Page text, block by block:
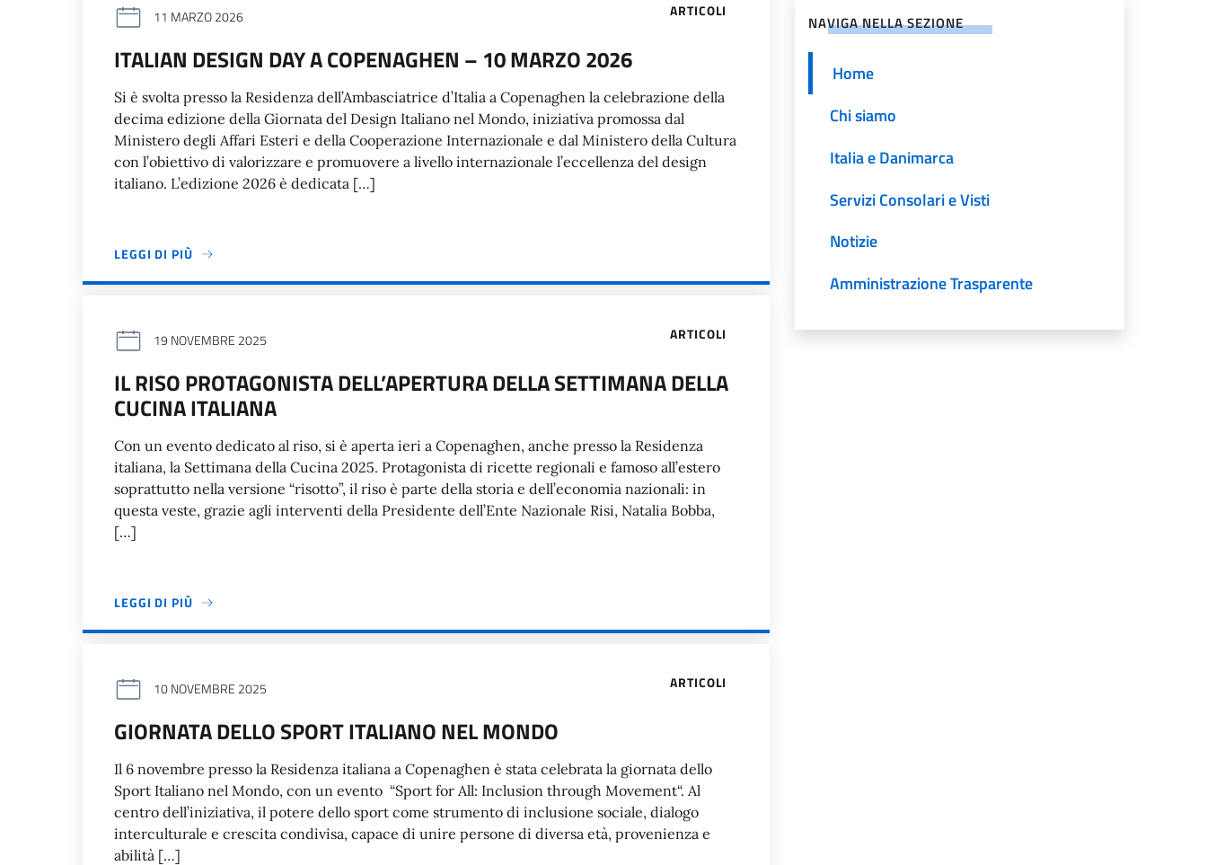
ARTICOLI
11 MARZO 2026
ITALIAN DESIGN DAY A COPENAGHEN – 10 MARZO 2026
Si è svolta presso la Residenza dell’Ambasciatrice d’Italia a Copenaghen la celebrazione della
decima edizione della Giornata del Design Italiano nel Mondo, iniziativa promossa dal
Ministero degli Affari Esteri e della Cooperazione Internazionale e dal Ministero della Cultura
con l’obiettivo di valorizzare e promuovere a livello internazionale l’eccellenza del design
italiano. L’edizione 2026 è dedicata […]
LEGGI DI PIÙ
ARTICOLI
19 NOVEMBRE 2025
IL RISO PROTAGONISTA DELL’APERTURA DELLA SETTIMANA DELLA
CUCINA ITALIANA
Con un evento dedicato al riso, si è aperta ieri a Copenaghen, anche presso la Residenza
italiana, la Settimana della Cucina 2025. Protagonista di ricette regionali e famoso all’estero
soprattutto nella versione “risotto”, il riso è parte della storia e dell’economia nazionali: in
questa veste, grazie agli interventi della Presidente dell’Ente Nazionale Risi, Natalia Bobba,
[…]
LEGGI DI PIÙ
ARTICOLI
10 NOVEMBRE 2025
GIORNATA DELLO SPORT ITALIANO NEL MONDO
Il 6 novembre presso la Residenza italiana a Copenaghen è stata celebrata la giornata dello
Sport Italiano nel Mondo, con un evento “Sport for All: Inclusion through Movement“. Al
centro dell’iniziativa, il potere dello sport come strumento di inclusione sociale, dialogo
interculturale e crescita condivisa, capace di unire persone di diversa età, provenienza e
abilità […]
NAVIGA NELLA SEZIONE
Home
Chi siamo
Italia e Danimarca
Servizi Consolari e Visti
Notizie
Amministrazione Trasparente